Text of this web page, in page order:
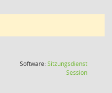
Software:Sitzungsdienst
Session(Wird in